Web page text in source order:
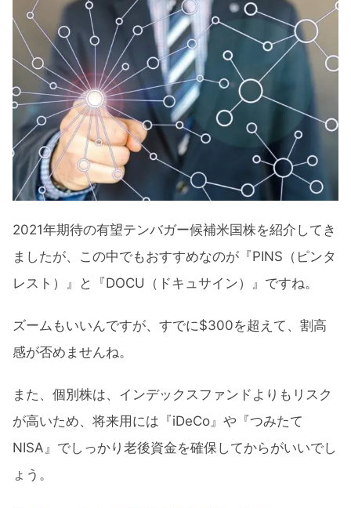
2021年期待の有望テンバガー候補米国株を紹介してき
ましたが、この中でもおすすめなのが『PINS（ピンタ
レスト）』と『DOCU（ドキュサイン）』ですね。
ズームもいいんですが、すでに$300を超えて、割高
感が否めませんね。
また、個別株は、インデックスファンドよりもリスク
が高いため、将来用には『iDeCo』や『つみたて
NISA』でしっかり老後資金を確保してからがいいでし
ょう。